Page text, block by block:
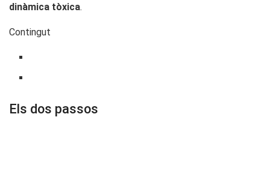
dinàmica tòxica.
Contingut
Els dos passos